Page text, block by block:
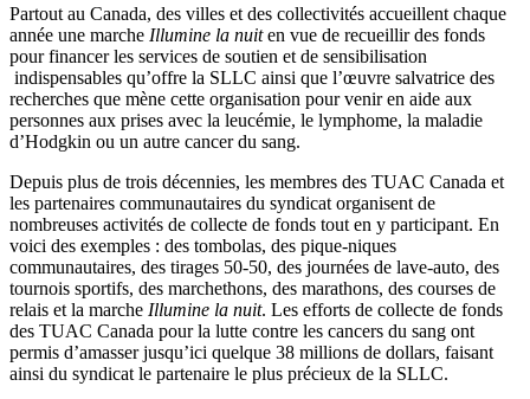
Partout au Canada, des villes et des collectivités accueillent chaque
année une marche Illumine la nuiten vue de recueillir des fonds
pour financer les services de soutien et de sensibilisation
indispensables qu’offre la SLLC ainsi que l’œuvre salvatrice des
recherches que mène cette organisation pour venir en aide aux
personnes aux prises avec la leucémie, le lymphome, la maladie
d’Hodgkin ou un autre cancer du sang.
Depuis plus de trois décennies, les membres des TUAC Canada et
les partenaires communautaires du syndicat organisent de
nombreuses activités de collecte de fonds tout en y participant. En
voici des exemples : des tombolas, des pique-niques
communautaires, des tirages 50-50, des journées de lave-auto, des
tournois sportifs, des marchethons, des marathons, des courses de
relais et la marche Illumine la nuit. Les efforts de collecte de fonds
des TUAC Canada pour la lutte contre les cancers du sang ont
permis d’amasser jusqu’ici quelque 38 millions de dollars, faisant
ainsi du syndicat le partenaire le plus précieux de la SLLC.